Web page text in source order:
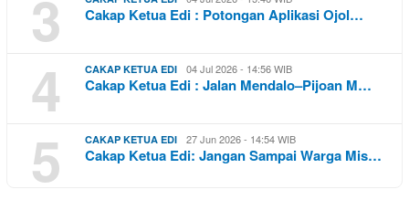
3 Cakap Ketua Edi : Potongan Aplikasi Ojol…
4 CAKAP KETUA EDI 04 Jul 2026 - 14:56 WIB
Cakap Ketua Edi : Jalan Mendalo–Pijoan M…
5 CAKAP KETUA EDI 27 Jun 2026 - 14:54 WIB
Cakap Ketua Edi: Jangan Sampai Warga Mis…